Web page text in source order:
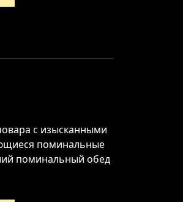
с изысканными
поминальные
поминальный обед